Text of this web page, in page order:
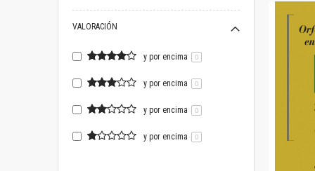
VALORACIÓN
y por encima 0
y por encima 0
y por encima 0
y por encima 0